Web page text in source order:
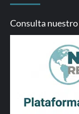
Consulta nuestro